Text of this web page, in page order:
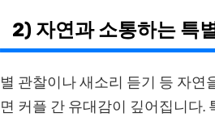
2) 자연과 소통하는 특
별 관찰이나 새소리 듣기 등 자연
면 커플 간 유대감이 깊어집니다.